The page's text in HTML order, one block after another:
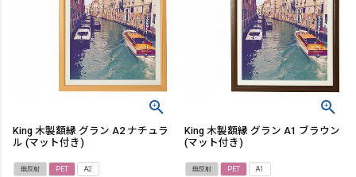
King 木製額縁 グラン A2 ナチュラ
ル (マット付き)
無反射 PET A2
King 木製額縁 グラン A1 ブラウン
(マット付き)
無反射 PET A1